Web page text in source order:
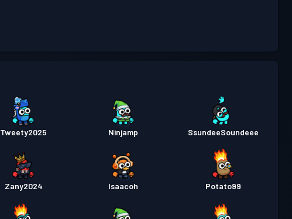
Tweety2025 Ninjamp SsundeeSoundeee
Zany2024 Isaacoh Potato99